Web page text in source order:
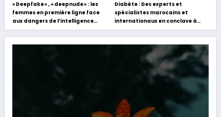
« Deepfake » , « deepnude » : les
femmes en première ligne face
aux dangers de l’intelligence
artificielle
Diabète : Des experts et
spécialistes marocains et
internationaux en conclave à
Tanger